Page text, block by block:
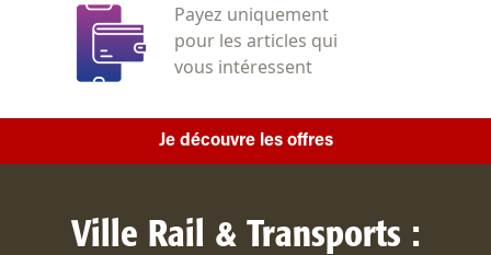
Payez uniquement
pour les articles qui
vous intéressent
Je découvre les offres
Ville Rail & Transports :